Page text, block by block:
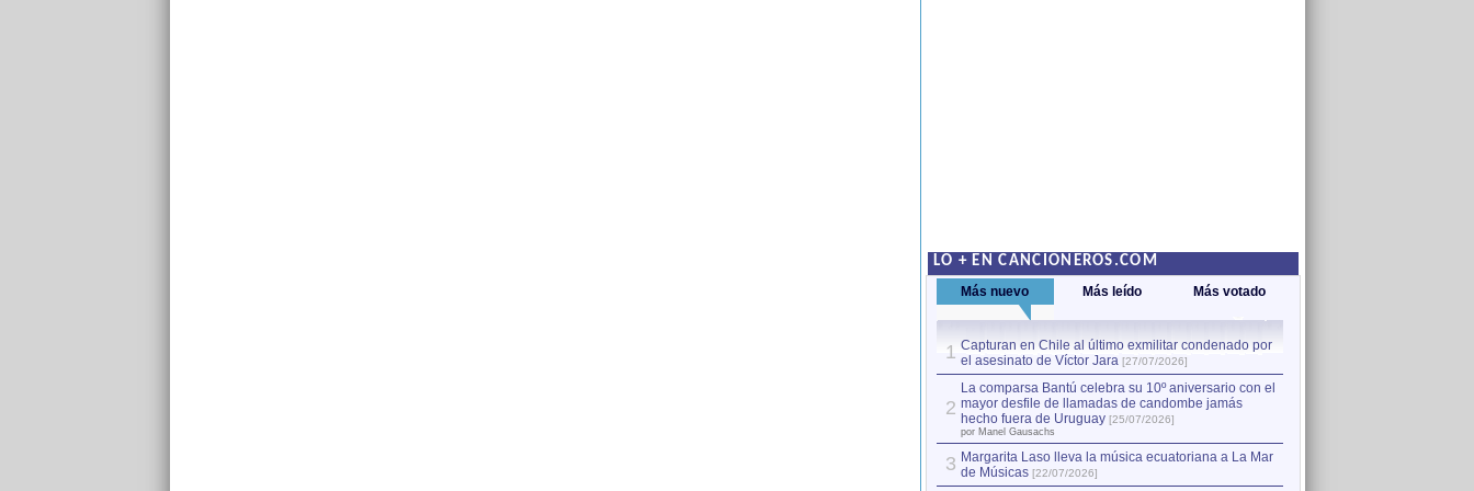
LO + EN CANCIONEROS.COM
Más nuevo Más leído Más votado
1 Capturan en Chile al último exmilitar condenado por
el asesinato de Víctor Jara [27/07/2026]
2
La comparsa Bantú celebra su 10º aniversario con el
mayor desfile de llamadas de candombe jamás
hecho fuera de Uruguay [25/07/2026]
por Manel Gausachs
3 Margarita Laso lleva la música ecuatoriana a La Mar
de Músicas [22/07/2026]